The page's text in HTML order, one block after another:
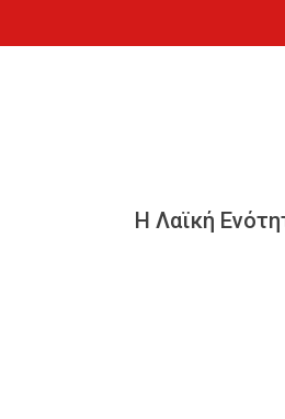
Η Λαϊκή